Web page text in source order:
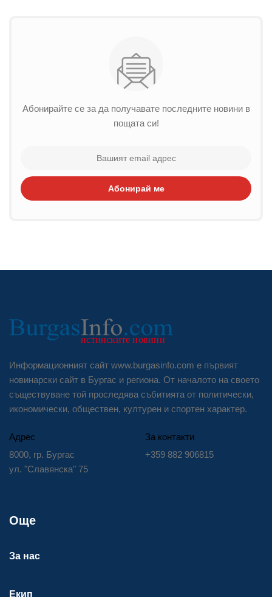
Абонирайте се за да получавате последните новини в
пощата си!
Абонирай ме
Информационният сайт www.burgasinfo.com е първият
новинарски сайт в Бургас и региона. От началото на своето
съществуване той проследява събитията от политически,
икономически, обществен, културен и спортен характер.
Адрес
8000, гр. Бургас
ул. "Славянска" 75
За контакти
+359 882 906815
Още
За нас
Екип